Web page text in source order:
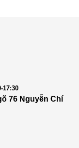
17:30
76 Nguyễn Chí